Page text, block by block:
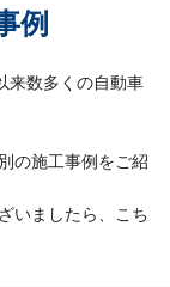
例
来数多くの自動車
の施工事例をご紹
いましたら、こち